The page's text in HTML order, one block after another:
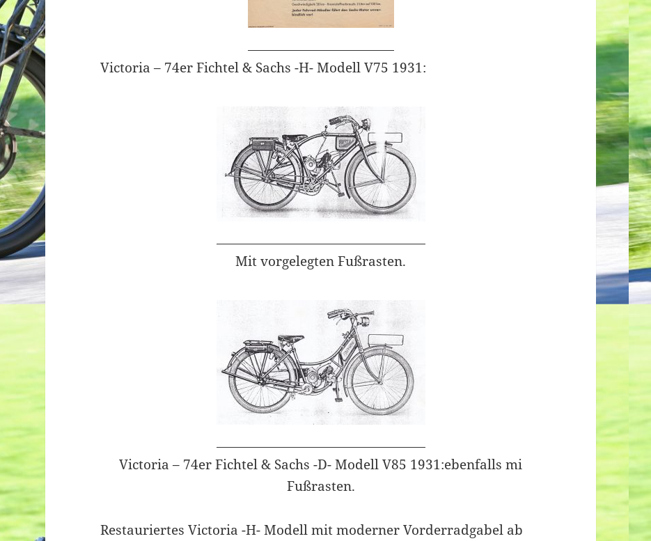
Victoria – 74er Fichtel & Sachs -H- Modell V75 1931:
Mit vorgelegten Fußrasten.
Victoria – 74er Fichtel & Sachs -D- Modell V85 1931:ebenfalls mi
Fußrasten.
Restauriertes Victoria -H- Modell mit moderner Vorderradgabel ab